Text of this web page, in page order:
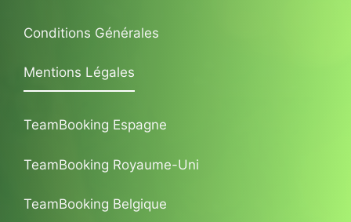
Conditions Générales
Mentions Légales
TeamBooking Espagne
TeamBooking Royaume-Uni
TeamBooking Belgique